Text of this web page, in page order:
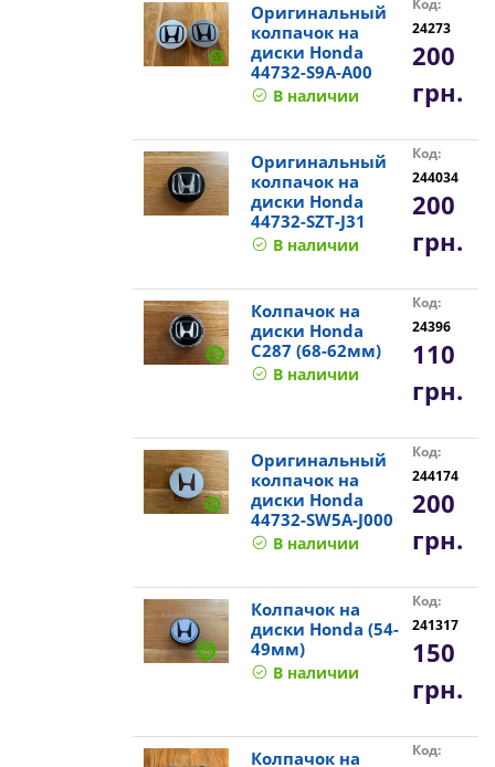
Оригинальный
колпачок на
диски Honda
44732-S9A-A00
В наличии
24273
200
грн.
Оригинальный
колпачок на
диски Honda
44732-SZT-J31
В наличии
Код:
244034
200
грн.
Колпачок на
диски Honda
C287 (68-62мм)
В наличии
Код:
24396
110
грн.
Оригинальный
колпачок на
диски Honda
44732-SW5A-J000
В наличии
Код:
244174
200
грн.
Колпачок на
диски Honda (54-
49мм)
В наличии
Код:
241317
150
грн.
Колпачок на
Код: